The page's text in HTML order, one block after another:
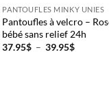
PANTOUFLES MINKY UNIES
Pantoufles à velcro –
bébé sans relief 24h
37.95$ – 39.95$Plage